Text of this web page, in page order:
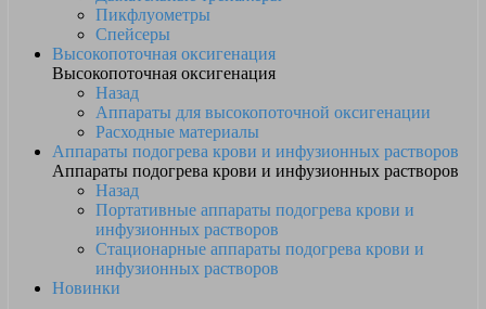
Пикфлуометры
Спейсеры
Высокопоточная оксигенация
Высокопоточная оксигенация
Назад
Аппараты для высокопоточной оксигенации
Расходные материалы
Аппараты подогрева крови и инфузионных растворов
Аппараты подогрева крови и инфузионных растворов
Назад
Портативные аппараты подогрева крови и
инфузионных растворов
Стационарные аппараты подогрева крови и
инфузионных растворов
Новинки